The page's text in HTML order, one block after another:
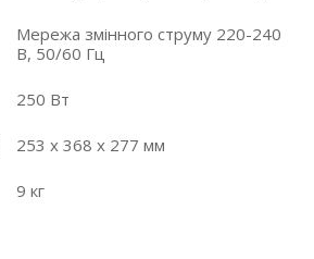
Мережа змінного струму 220-240
В, 50/60 Гц
250 Вт
253 х 368 х 277 мм
9 кг